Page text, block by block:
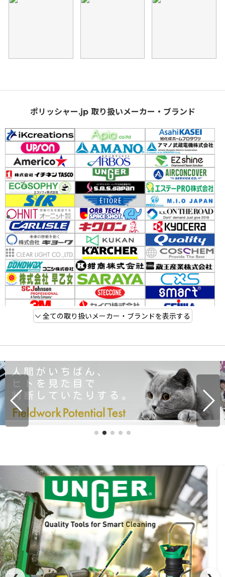
ポリッシャー.jp 取り扱いメーカー・ブランド
全ての取り扱いメーカー・ブランドを表示する